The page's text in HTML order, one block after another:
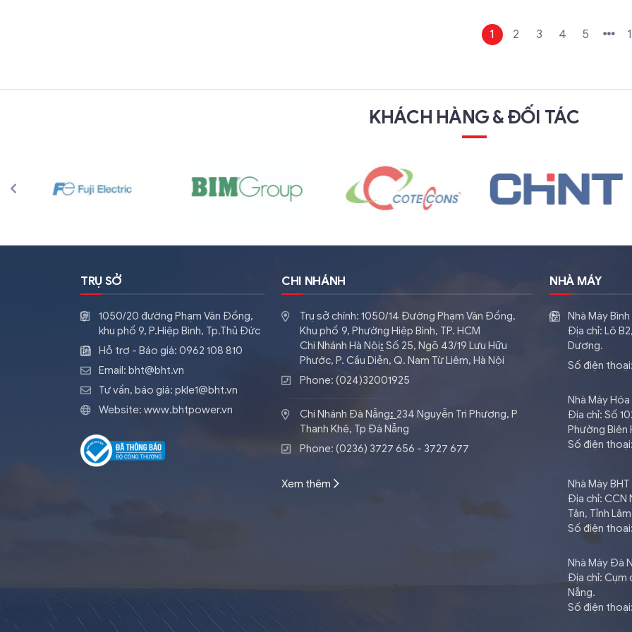
1 2 3 4 5
KHÁCH HÀNG & ĐỐI TÁC
TRỤ SỞ
1050/20 đường Phạm Văn Đồng,
khu phố 9, P.Hiệp Bình, Tp.Thủ Đức
Hỗ trợ - Báo giá: 0962 108 810
Email: bht@bht.vn
Tư vấn, báo giá: pkle1@bht.vn
Website: www.bhtpower.vn
CHI NHÁNH
Trụ sở chính: 1050/14 Đường Phạm Văn Đồng,
Khu phố 9, Phường Hiệp Bình, TP. HCM
Chi Nhánh Hà Nội: ​Số 25, Ngõ 43/19 Lưu Hữu
Phước, P. Cầu Diễn, Q. Nam Từ Liêm, Hà Nội
Phone: (024)32001925
Chi Nhánh Đà Nẵng: 234 Nguyễn Tri Phương, P
Thanh Khê, Tp Đà Nẵng
Phone: (0236) 3727 656 - 3727 677
Xem thêm
NHÀ MÁY
Nhà Máy
Địa chỉ: Lô
Dương.
Số điện
Nhà Máy
Địa chỉ: Số
Phường Biên
Số điện
Nhà Máy
Địa chỉ: CCN
Tân, Tỉnh
Số điện
Nhà Máy Đà
Địa chỉ: Cụm
Nẵng.
Số điện